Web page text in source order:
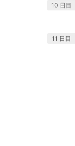
10 日目
11 日目